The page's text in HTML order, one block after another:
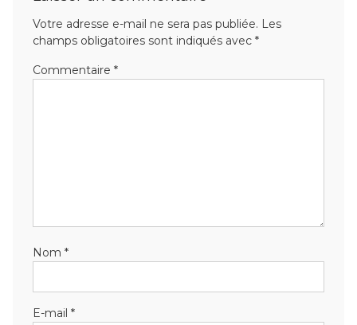
Votre adresse e-mail ne sera pas publiée. Les
champs obligatoires sont indiqués avec *
Commentaire *
Nom *
E-mail *